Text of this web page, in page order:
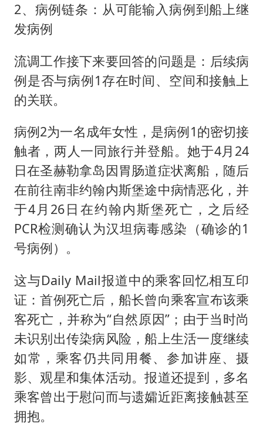
2、病例链条：从可能输入病例到船上继
发病例
流调工作接下来要回答的问题是：后续病
例是否与病例1存在时间、空间和接触上
的关联。
病例2为一名成年女性，是病例1的密切接
触者，两人一同旅行并登船。她于4月24
日在圣赫勒拿岛因胃肠道症状离船，随后
在前往南非约翰内斯堡途中病情恶化，并
于4月26日在约翰内斯堡死亡，之后经
PCR检测确认为汉坦病毒感染（确诊的1
号病例）。
这与Daily Mail报道中的乘客回忆相互印
证：首例死亡后，船长曾向乘客宣布该乘
客死亡，并称为“自然原因”；由于当时尚
未识别出传染病风险，船上生活一度继续
如常，乘客仍共同用餐、参加讲座、摄
影、观星和集体活动。报道还提到，多名
乘客曾出于慰问而与遗孀近距离接触甚至
拥抱。